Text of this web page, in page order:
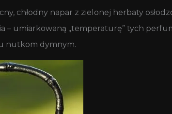
chłodny napar z zielonej herbaty
– umiarkowaną „temperaturę” tych
nutkom dymnym.